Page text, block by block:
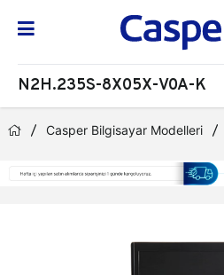
N2H.235S-8X05X-V0A-K
Casper Bilgisayar Modelleri